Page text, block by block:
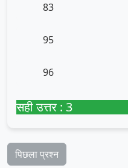
83
95
96
सही उत्तर : 3
पिछला प्रश्न